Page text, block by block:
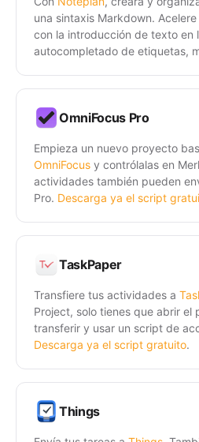
una sintaxis Markdown.
con la introducción de texto en
autocompletado de etiquetas,
OmniFocus Pro
Empieza un nuevo proyecto
OmniFocus y contrólalas en
actividades también pueden
Pro. Descarga ya el script
TaskPaper
Transfiere tus actividades a
Project, solo tienes que abrir el
transferir y usar un script de
Descarga ya el script gratuito.
Things